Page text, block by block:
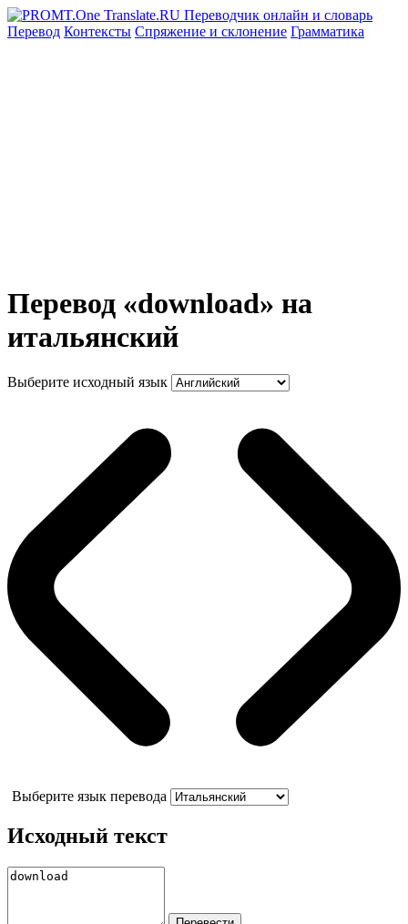
Перевод Контексты Спряжение и склонение Грамматика
Перевод «download» на
итальянский
Выберите исходный язык
Выберите язык перевода
Исходный текст